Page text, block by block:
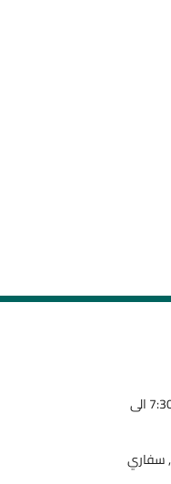
ساعات العمل: من الأحد إلى الخميس، من الساعة 7:30 الى
سفاري